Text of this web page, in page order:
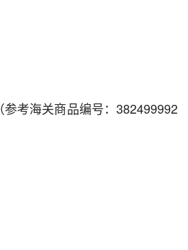
考海关商品编号：382499992